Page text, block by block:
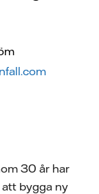
30 år har
bygga ny